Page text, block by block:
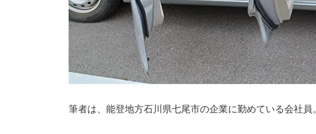
筆者は、能登地方石川県七尾市の企業に勤めている会社員。